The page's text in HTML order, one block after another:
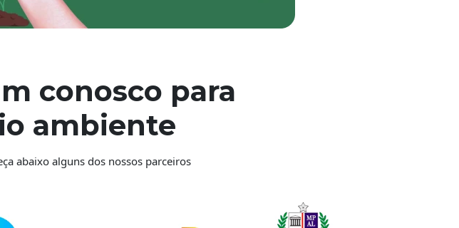
conosco para
ambiente
abaixo alguns dos nossos parceiros